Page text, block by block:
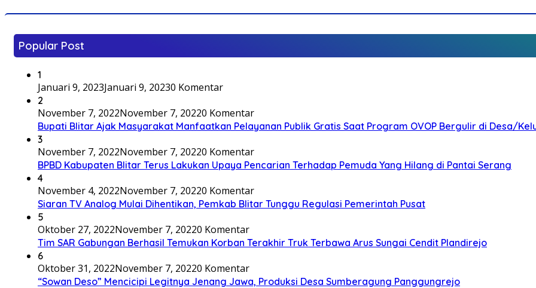
Popular Post
1
Januari 9, 2023Januari 9, 20230 Komentar
2
November 7, 2022November 7, 20220 Komentar
Bupati Blitar Ajak Masyarakat Manfaatkan Pelayanan Publik Gratis Saat Program OVOP Bergulir di Desa/
3
November 7, 2022November 7, 20220 Komentar
BPBD Kabupaten Blitar Terus Lakukan Upaya Pencarian Terhadap Pemuda Yang Hilang di Pantai Serang
4
November 4, 2022November 7, 20220 Komentar
Siaran TV Analog Mulai Dihentikan, Pemkab Blitar Tunggu Regulasi Pemerintah Pusat
5
Oktober 27, 2022November 7, 20220 Komentar
Tim SAR Gabungan Berhasil Temukan Korban Terakhir Truk Terbawa Arus Sungai Cendit Plandirejo
6
Oktober 31, 2022November 7, 20220 Komentar
“Sowan Deso” Mencicipi Legitnya Jenang Jawa, Produksi Desa Sumberagung Panggungrejo